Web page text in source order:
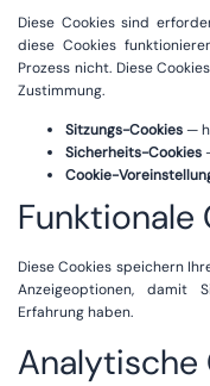
Diese Cookies sind
diese Cookies
Prozess nicht. Diese
Zustimmung.
Sitzungs-Cookies—
Sicherheits-Cookies
Cookie-
Funktionale
Diese Cookies speichern
Anzeigeoptionen, damit
Erfahrung haben.
Analytische